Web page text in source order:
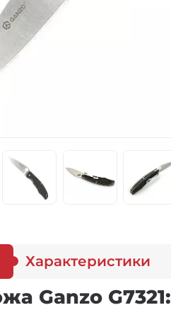
Характеристики
Ganzo G7321: